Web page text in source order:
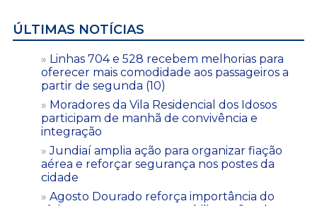
ÚLTIMAS NOTÍCIAS
Linhas 704 e 528 recebem melhorias para
oferecer mais comodidade aos passageiros a
partir de segunda (10)
Moradores da Vila Residencial dos Idosos
participam de manhã de convivência e
integração
Jundiaí amplia ação para organizar fiação
aérea e reforçar segurança nos postes da
cidade
Agosto Dourado reforça importância do